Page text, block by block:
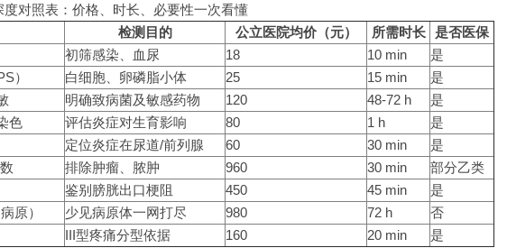
度对照表：价格、时长、必要性一次看懂
检测目的 公立医院均价（元） 所需时长
是否医保
初筛感染、血尿 18 10 min
是
）
白细胞、卵磷脂小体 25 15 min
是
明确致病菌及敏感药物 120 48-72 h
是
色
评估炎症对生育影响 80 1 h
是
定位炎症在尿道/前列腺 60 30 min
是
排除肿瘤、脓肿 960 30 min
部分乙类
鉴别膀胱出口梗阻 450 45 min
是
原）
少见病原体一网打尽 980 72 h
否
III型疼痛分型依据 160 20 min
是